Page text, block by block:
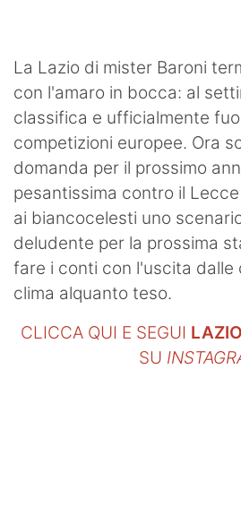
La Lazio di mister Baroni
con l'amaro in bocca: al
classifica e ufficialmente
competizioni europee. Ora
domanda per il prossimo
pesantissima contro il
ai biancocelesti uno
deludente per la prossima
fare i conti con l'uscita dalle
clima alquanto teso.
CLICCA QUI E SEGUI
SU